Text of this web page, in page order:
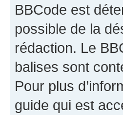
BBCode est
possible de la
rédaction. Le
balises sont
Pour plus
guide qui est